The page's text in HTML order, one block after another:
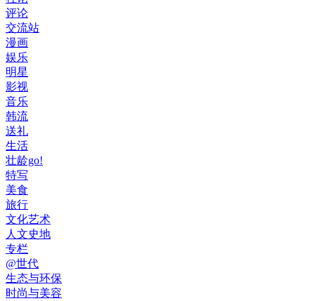
评论
交流站
漫画
娱乐
明星
影视
音乐
韩流
送礼
生活
壮龄go!
特写
美食
旅行
文化艺术
人文史地
专栏
@世代
生态与环保
时尚与美容